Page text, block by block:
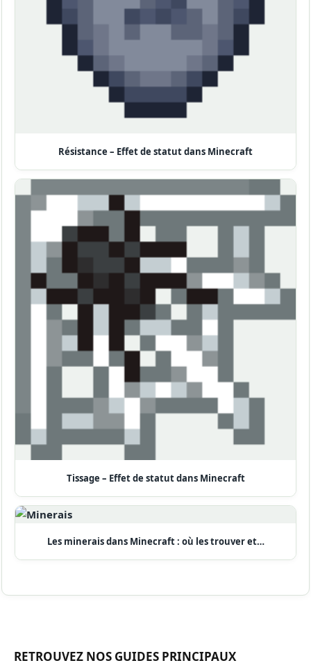
Résistance – Effet de statut dans Minecraft
Tissage – Effet de statut dans Minecraft
Les minerais dans Minecraft : où les trouver et…
RETROUVEZ NOS GUIDES PRINCIPAUX